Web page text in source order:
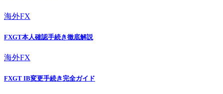
海外FX
FXGT本人確認手続き徹底解説
海外FX
FXGT IB変更手続き完全ガイド